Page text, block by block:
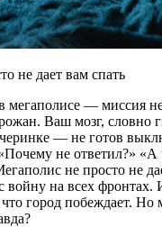
не дает вам спать
мегаполисе — миссия
Ваш мозг, словно
— не готов
не ответил?»
не просто не
войну на всех фронтах.
город побеждает. Но